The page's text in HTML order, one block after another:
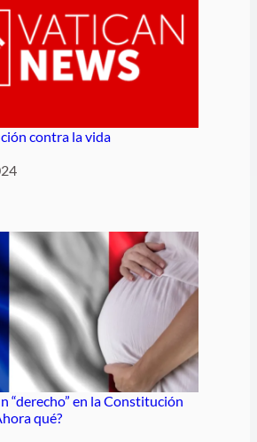
contra la vida
“derecho” en la Constitución
qué?